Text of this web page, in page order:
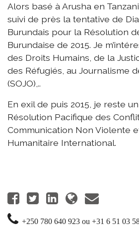
Alors basé à Arusha en
suivi de près la tentative de
Burundais pour la Résolution
Burundaise de 2015. Je
des Droits Humains, de la
des Réfugiés, au Journalisme
(SOJO),..
En exil de puis 2015, je reste
Résolution Pacifique des
Communication Non Violente
Humanitaire International.
+250 780 640 923 ou +31 6 51 03